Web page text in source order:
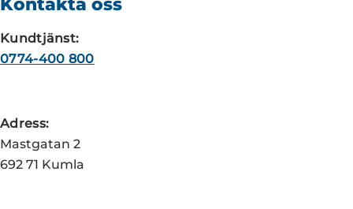
Kontakta oss
Kundtjänst:
0774-400 800
Adress:
Mastgatan 2
692 71 Kumla